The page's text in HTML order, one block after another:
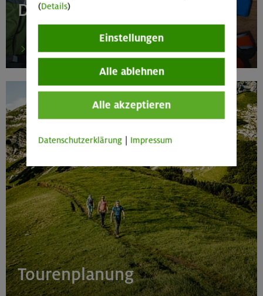
Die Ausrüstung fehlt?
zum Ausrüstungsverleih
Tourenplanung
(Details)
Einstellungen
Alle ablehnen
Alle akzeptieren
Datenschutzerklärung Impressum